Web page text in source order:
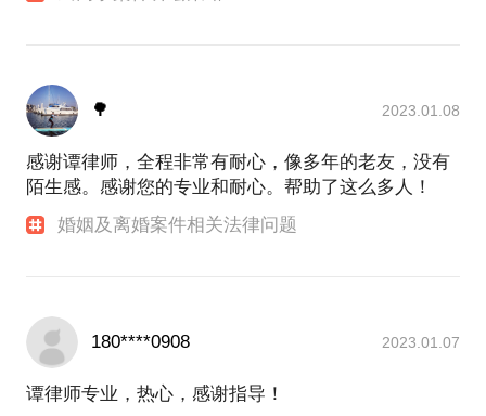
🌳 2023.01.08
感谢谭律师，全程非常有耐心，像多年的老友，没有
陌生感。感谢您的专业和耐心。帮助了这么多人！
婚姻及离婚案件相关法律问题
180****0908 2023.01.07
谭律师专业，热心，感谢指导！